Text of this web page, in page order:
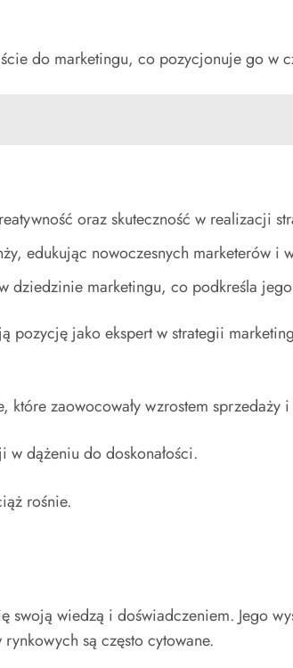
do marketingu, co pozycjonuje go w
oraz skuteczność w realizacji
edukując nowoczesnych marketerów i
marketingu, co podkreśla
pozycję jako ekspert w strategii
zaowocowały wzrostem sprzedaży
dążeniu do doskonałości.
rośnie.
wiedzą i doświadczeniem. Jego
są często cytowane.